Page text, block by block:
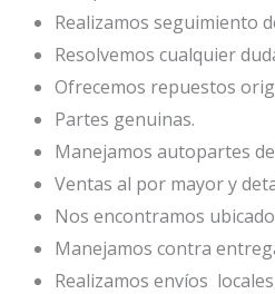
Realizamos seguimiento
Resolvemos cualquier
Ofrecemos repuestos
Partes genuinas.
Manejamos autopartes
Ventas al por mayor y
Nos encontramos
Manejamos contra
Realizamos envíos